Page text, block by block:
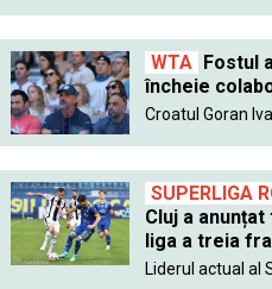
WTA Fostul
încheie
Croatul Goran
SUPERLIGA
Cluj a
liga a treia
Liderul actual al